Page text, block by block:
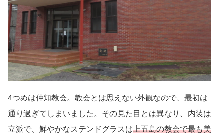
4つめは仲知教会。教会とは思えない外観なので、最初は
通り過ぎてしまいました。その見た目とは異なり、内装は
立派で、鮮やかなステンドグラスは上五島の教会で最も美